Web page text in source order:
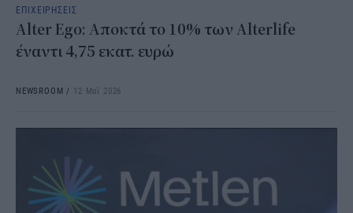
ΕΠΙΧΕΙΡΗΣΕΙΣ
Alter Ego: Αποκτά το 10% των Αlterlife
έναντι 4,75 εκατ. ευρώ
NEWSROOM / 12 Μαΐ 2026